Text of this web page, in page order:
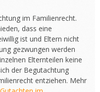
im Familienrecht.
dass eine
ist und Eltern nicht
gezwungen werden
Elternteilen keine
der Begutachtung
entziehen. Mehr